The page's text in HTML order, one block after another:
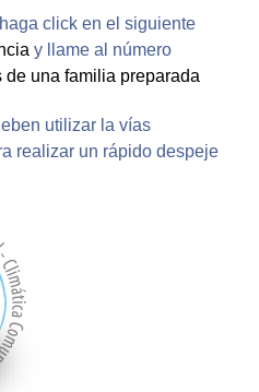
click en el siguiente
y llame al número
de una familia preparada
utilizar la vías
realizar un rápido despeje